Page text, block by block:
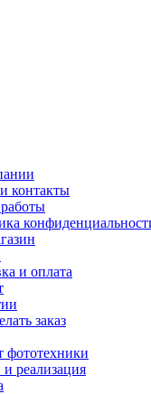
контакты
и оплата
заказ
фототехники
реализация